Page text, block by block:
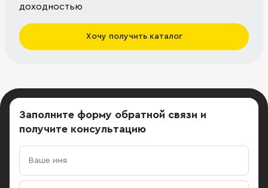
доходностью
Хочу получить каталог
Заполните форму обратной связи и
получите консультацию